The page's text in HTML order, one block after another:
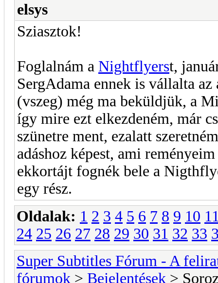
elsys
Sziasztok!
Foglalnám a Nightflyerst,
SergAdama ennek is vállalta
(vszeg) még ma beküldjük, a
így mire ezt elkezdeném, már
szünetre ment, ezalatt
adáshoz képest, ami
ekkortájt fognék bele a
egy rész.
Oldalak: 1 2 3 4 5 6 7 8 9 10
24 25 26 27 28 29 30 31 32 33
Super Subtitles Fórum - A
fórumok > Bejelentések >